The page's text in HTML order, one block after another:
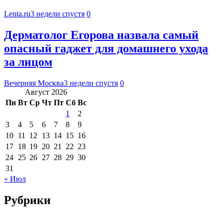
Lenta.ru3 недели спустя 0
Дерматолог Егорова назвала самый
опасный гаджет для домашнего ухода
за лицом
Вечерняя Москва3 недели спустя 0
Август 2026
Пн Вт Ср Чт Пт Сб Вс
1
2
3
4 5 6 7 8
9
10 11 12 13 14 15 16
17 18 19 20 21 22 23
24 25 26 27 28 29 30
31
« Июл
Рубрики